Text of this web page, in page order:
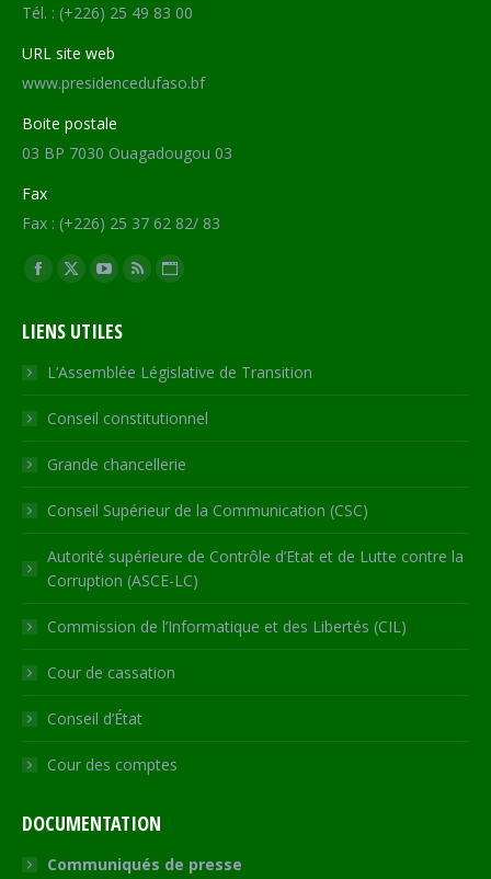
Tél. : (+226) 25 49 83 00
URL site web
www.presidencedufaso.bf
Boite postale
03 BP 7030 Ouagadougou 03
Fax
Fax : (+226) 25 37 62 82/ 83
Trouvez nous sur :
Facebook
opens
in
new
window
X
opens
in
new
window
YouTube
opens
in
new
window
RSS
in
new
window
Site
opens
in
new
LIENS UTILES
L’Assemblée Législative de Transition
Conseil constitutionnel
Grande chancellerie
Conseil Supérieur de la Communication (CSC)
Autorité supérieure de Contrôle d’Etat et de Lutte contre la
Corruption (ASCE-LC)
Commission de l’Informatique et des Libertés (CIL)
Cour de cassation
Conseil d’État
Cour des comptes
DOCUMENTATION
Communiqués de presse